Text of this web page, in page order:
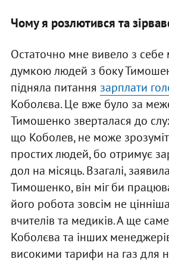
Чому я розлютився та
Остаточно мне вивело з себе
думкою людей з боку
підняла питання зарплати
Коболєва. Це вже було за
Тимошенко зверталася до
що Коболев, не може
простих людей, бо отримує
дол на місяць. Взагалі,
Тимошенко, він міг би
його робота зовсім не
вчителів та медиків. А ще
Коболєва та інших
високими тарифи на газ для